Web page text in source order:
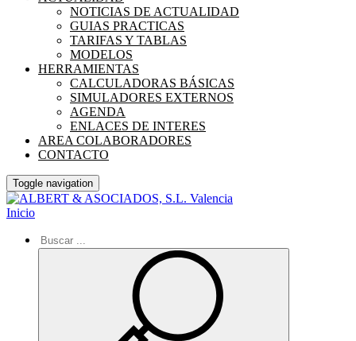
NOTICIAS DE ACTUALIDAD
GUIAS PRACTICAS
TARIFAS Y TABLAS
MODELOS
HERRAMIENTAS
CALCULADORAS BÁSICAS
SIMULADORES EXTERNOS
AGENDA
ENLACES DE INTERES
AREA COLABORADORES
CONTACTO
Toggle navigation
Inicio